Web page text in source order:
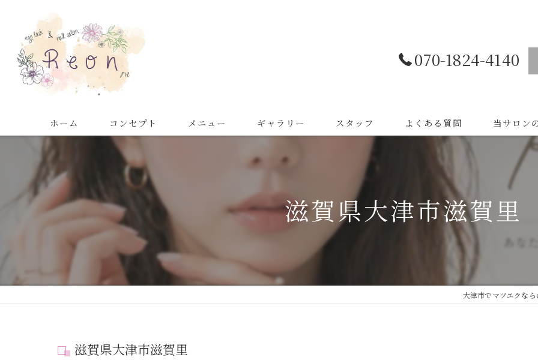
070-1824-4140
ホーム コンセプト メニュー ギャラリー スタッフ よくある質問 当サロン
まつ毛パーマ
ネイル
眉毛
着付け
滋賀県大津市滋賀里
大津市でマツエクな
滋賀県大津市滋賀里